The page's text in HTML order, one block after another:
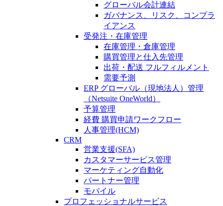
グローバル会計連結
ガバナンス、リスク、コンプラ
イアンス
受発注・在庫管理
在庫管理・倉庫管理
購買管理と仕入先管理
出荷・配送 フルフィルメント
需要予測
ERP グローバル（現地法人）管理
（Netsuite OneWorld）
予算管理
経費 購買申請ワークフロー
人事管理(HCM)
CRM
営業支援(SFA)
カスタマーサービス管理
マーケティング自動化
パートナー管理
モバイル
プロフェッショナルサービス